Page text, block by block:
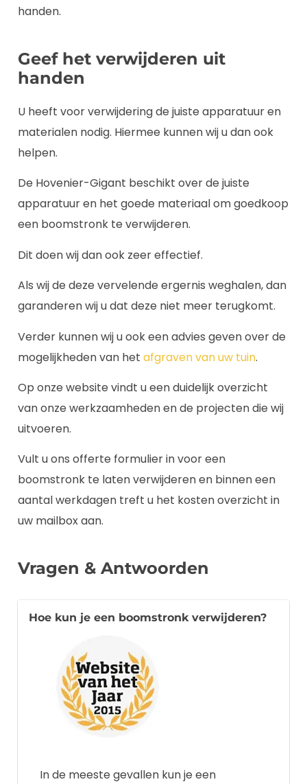
handen.
Geef het verwijderen uit
handen
U heeft voor verwijdering de juiste apparatuur en
materialen nodig. Hiermee kunnen wij u dan ook
helpen.
De Hovenier-Gigant beschikt over de juiste
apparatuur en het goede materiaal om goedkoop
een boomstronk te verwijderen.
Dit doen wij dan ook zeer effectief.
Als wij de deze vervelende ergernis weghalen, dan
garanderen wij u dat deze niet meer terugkomt.
Verder kunnen wij u ook een advies geven over de
mogelijkheden van het afgraven van uw tuin.
Op onze website vindt u een duidelijk overzicht
van onze werkzaamheden en de projecten die wij
uitvoeren.
Vult u ons offerte formulier in voor een
boomstronk te laten verwijderen en binnen een
aantal werkdagen treft u het kosten overzicht in
uw mailbox aan.
Vragen & Antwoorden
Hoe kun je een boomstronk verwijderen?
In de meeste gevallen kun je een